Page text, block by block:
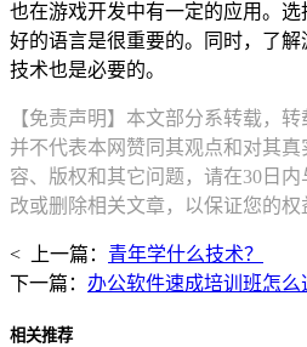
也在游戏开发中有一定的应用。
好的语言是很重要的。同时，了
技术也是必要的。
【免责声明】本文部分系转载，
并不代表本网赞同其观点和对其
容、版权和其它问题，请在30日
改或删除相关文章，以保证您的权
< 上一篇： 青年学什么技术？
下一篇： 办公软件速成培训班怎么
相关推荐